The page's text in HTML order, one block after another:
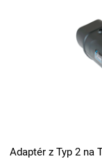
Adaptér z Typ 2 na